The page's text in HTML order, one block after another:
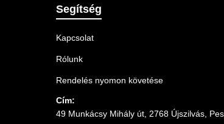
Segítség
Kapcsolat
Rólunk
Rendelés nyomon követése
Cím:
49 Munkácsy Mihály út, 2768 Újszilvás,